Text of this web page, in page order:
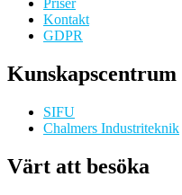
Priser
Kontakt
GDPR
Kunskapscentrum
SIFU
Chalmers Industriteknik
Värt att besöka